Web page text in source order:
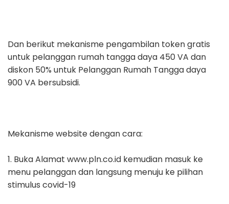
Dan berikut mekanisme pengambilan token gratis
untuk pelanggan rumah tangga daya 450 VA dan
diskon 50% untuk Pelanggan Rumah Tangga daya
900 VA bersubsidi.
Mekanisme website dengan cara:
1. Buka Alamat www.pln.co.id kemudian masuk ke
menu pelanggan dan langsung menuju ke pilihan
stimulus covid-19